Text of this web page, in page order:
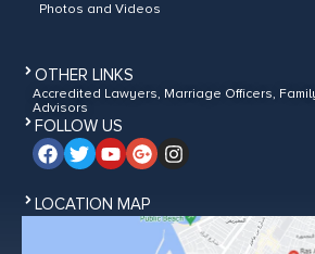
Photos and Videos
OTHER LINKS
Accredited Lawyers, Marriage Officers,
Advisors
FOLLOW US
LOCATION MAP